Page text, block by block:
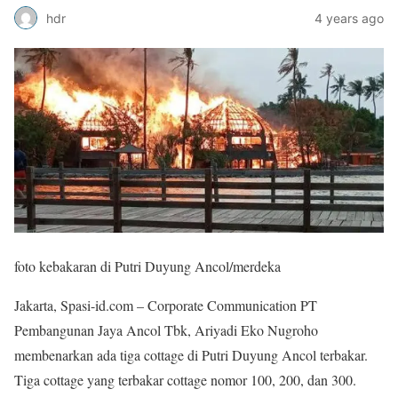
hdr 4 years ago
foto kebakaran di Putri Duyung Ancol/merdeka
Jakarta, Spasi-id.com – Corporate Communication PT
Pembangunan Jaya Ancol Tbk, Ariyadi Eko Nugroho
membenarkan ada tiga cottage di Putri Duyung Ancol terbakar.
Tiga cottage yang terbakar cottage nomor 100, 200, dan 300.